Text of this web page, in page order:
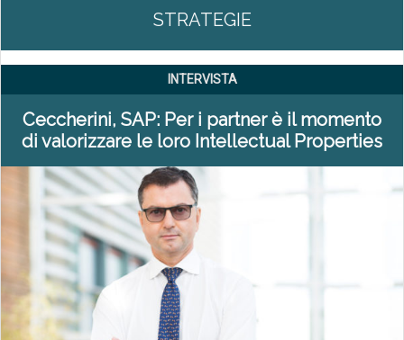
STRATEGIE
INTERVISTA
Ceccherini, SAP: Per i partner è il momento
di valorizzare le loro Intellectual Properties